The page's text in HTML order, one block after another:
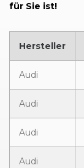
für Sie ist!
Hersteller
Audi
Audi
Audi
Audi